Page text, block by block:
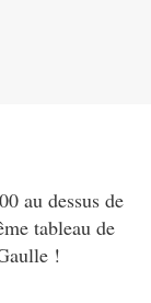
au dessus de
tableau de
!